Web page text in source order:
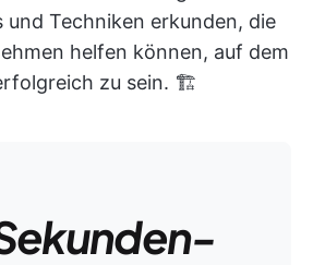
und Techniken erkunden, die
helfen können, auf dem
zu sein. 🏗️